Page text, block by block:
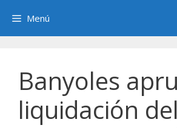
contenido
Menú
Banyoles
liquidación del